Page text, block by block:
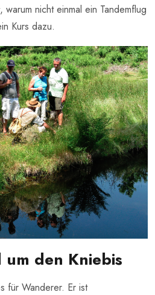
nicht einmal ein Tandemflug
Kurs dazu.
den Kniebis
für Wanderer. Er ist